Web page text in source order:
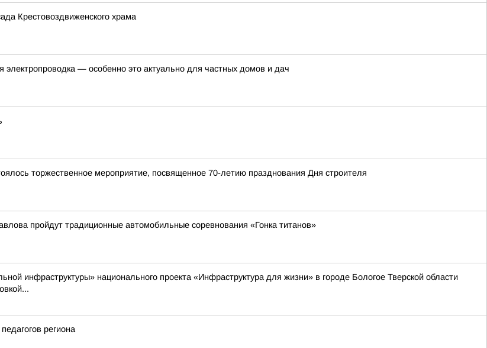
Крестовоздвиженского храма
— особенно это актуально для частных домов и дач
торжественное мероприятие, посвященное 70-летию празднования Дня строителя
пройдут традиционные автомобильные соревнования «Гонка титанов»
инфраструктуры» национального проекта «Инфраструктура для жизни» в городе Бологое Тверской области
региона